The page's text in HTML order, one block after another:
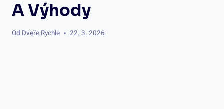
A Výhody
Od Dveře Rychle 22. 3. 2026